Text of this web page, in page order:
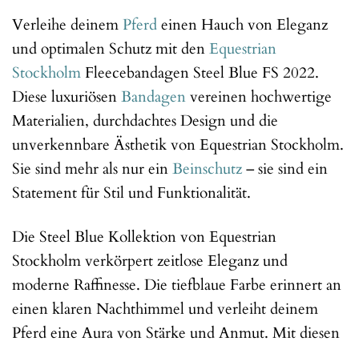
Verleihe deinemPferdeinen Hauch von Eleganz
und optimalen Schutz mit denEquestrian
Stockholm Fleecebandagen Steel Blue FS 2022.
Diese luxuriösenBandagenvereinen hochwertige
Materialien, durchdachtes Design und die
unverkennbare Ästhetik von Equestrian Stockholm.
Sie sind mehr als nur einBeinschutz– sie sind ein
Statement für Stil und Funktionalität.
Die Steel Blue Kollektion von Equestrian
Stockholm verkörpert zeitlose Eleganz und
moderne Raffinesse. Die tiefblaue Farbe erinnert an
einen klaren Nachthimmel und verleiht deinem
Pferd eine Aura von Stärke und Anmut. Mit diesen